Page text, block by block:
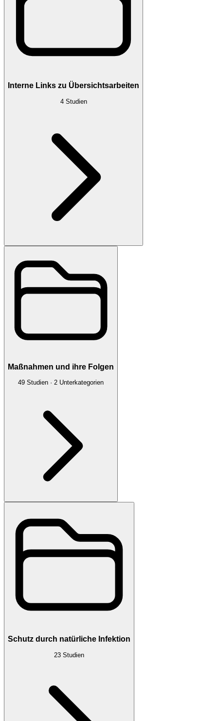
Interne Links zu Übersichtsarbeiten
4 Studien
Maßnahmen und ihre Folgen
49 Studien · 2 Unterkategorien
Schutz durch natürliche Infektion
23 Studien